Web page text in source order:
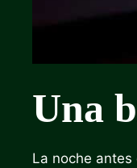
Una
La noche